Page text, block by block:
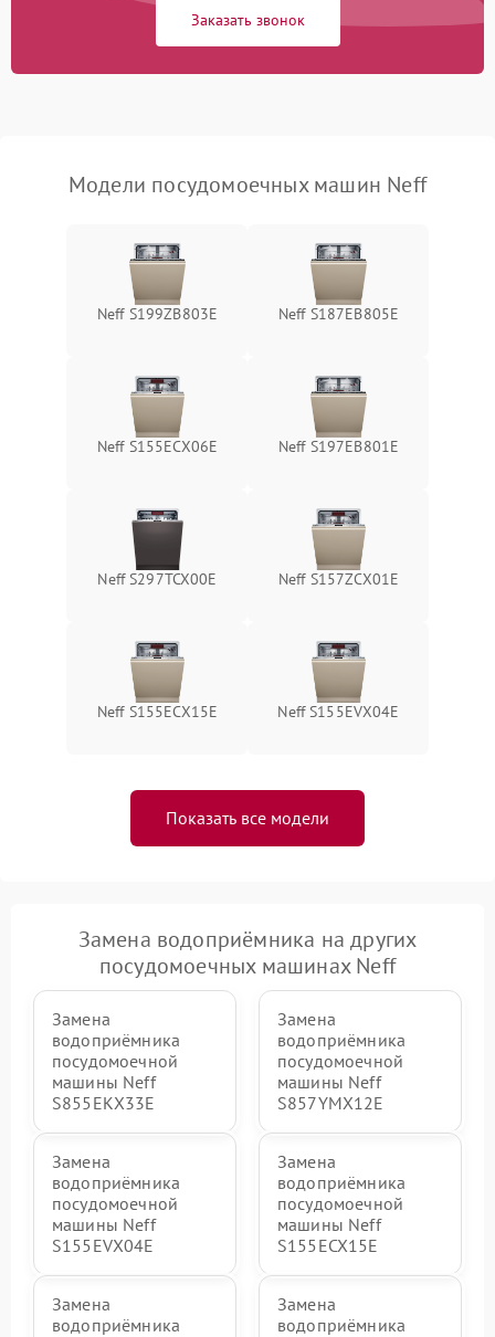
Заказать звонок
Модели посудомоечных машин Neff
Neff S199ZB803E Neff S187EB805E
Neff S155ECX06E Neff S197EB801E
Neff S297TCX00E Neff S157ZCX01E
Neff S155ECX15E Neff S155EVX04E
Показать все модели
Замена водоприёмника на других
посудомоечных машинах Neff
Замена
водоприёмника
посудомоечной
машины Neff
S855EKX33E
Замена
водоприёмника
посудомоечной
машины Neff
S857YMX12E
Замена
водоприёмника
посудомоечной
машины Neff
S155EVX04E
Замена
водоприёмника
посудомоечной
машины Neff
S155ECX15E
Замена
водоприёмника
Замена
водоприёмника